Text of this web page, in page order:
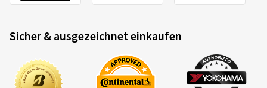
Sicher & ausgezeichnet einkaufen